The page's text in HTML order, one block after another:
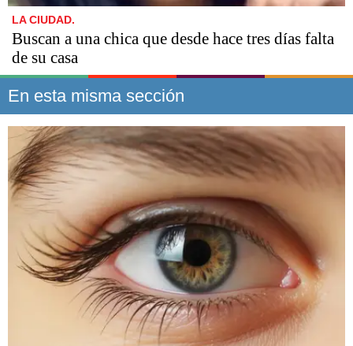
LA CIUDAD.
Buscan a una chica que desde hace tres días falta
de su casa
En esta misma sección